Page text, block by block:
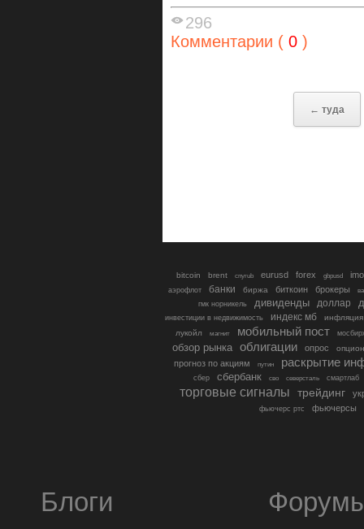
296
Комментарии ( 0 )
← туда
bitcoin brent cnyrub eurusd forex gbpusd
аэрофлот банки биржа биткоин брокеры
гмк норникель
дивиденды доллар
инвестиции в недвижимость индекс мб
инфляция
лукойл
магнит мобильный пост
обзор рынка облигации опрос
прогноз по акциям путин раскрытие
сбер сбербанк сво северсталь смартлаб
торговые сигналы трейдинг
фьючерс ртс фьючерсы
Блоги